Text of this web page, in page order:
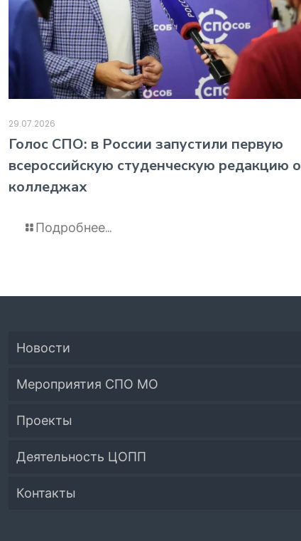
29.07.2026
️Голос СПО: в России запустили первую
всероссийскую студенческую редакцию о
колледжах
Подробнее...
Новости
Мероприятия СПО МО
Проекты
Приёмная кампания
Система СПО Московской области
Деятельность ЦОПП
Банк партнеров
Контакты